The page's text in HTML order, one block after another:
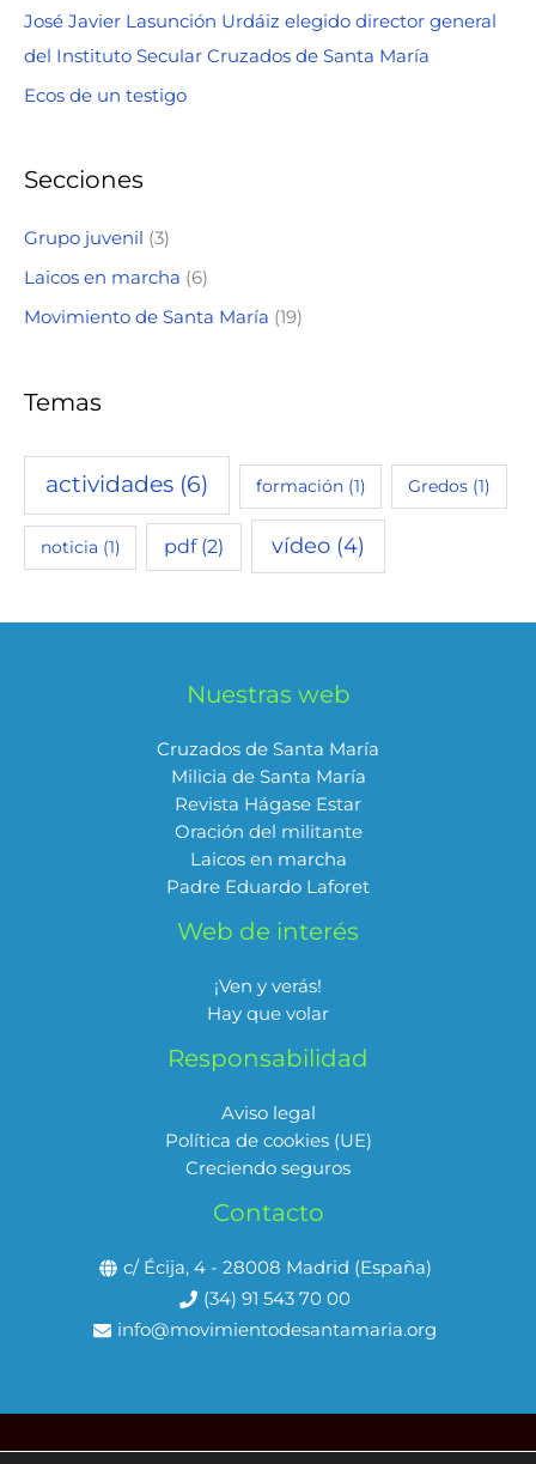
:José Javier Lasunción Urdáiz elegido director general
del Instituto Secular Cruzados de Santa María
Ecos de un testigo
Secciones
Grupo juvenil (3)
Laicos en marcha (6)
Movimiento de Santa María (19)
Temas
actividades (6) formación(1) Gredos(1)
noticia (1) pdf(2) vídeo (4)
Nuestras web
Cruzados de Santa María
Milicia de Santa María
Revista Hágase Estar
Oración del militante
Laicos en marcha
Padre Eduardo Laforet
Web de interés
¡Ven y verás!
Hay que volar
Responsabilidad
Aviso legal
Política de cookies (UE)
Creciendo seguros
Contacto
c/ Écija, 4 - 28008 Madrid (España)
(34) 91 543 70 00
info@movimientodesantamaria.org